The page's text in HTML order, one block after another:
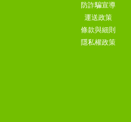
防詐騙宣導
運送政策
條款與細則
隱私權政策